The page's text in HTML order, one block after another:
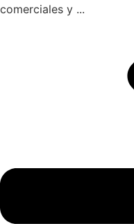
comerciales y ...